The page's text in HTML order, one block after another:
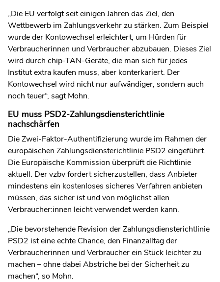
„Die EU verfolgt seit einigen Jahren das Ziel, den
Wettbewerb im Zahlungsverkehr zu stärken. Zum Beispiel
wurde der Kontowechsel erleichtert, um Hürden für
Verbraucherinnen und Verbraucher abzubauen. Dieses Ziel
wird durch chip-TAN-Geräte, die man sich für jedes
Institut extra kaufen muss, aber konterkariert. Der
Kontowechsel wird nicht nur aufwändiger, sondern auch
noch teuer“, sagt Mohn.
EU muss PSD2-Zahlungsdiensterichtlinie
nachschärfen
Die Zwei-Faktor-Authentifizierung wurde im Rahmen der
europäischen Zahlungsdiensterichtlinie PSD2 eingeführt.
Die Europäische Kommission überprüft die Richtlinie
aktuell. Der vzbv fordert sicherzustellen, dass Anbieter
mindestens ein kostenloses sicheres Verfahren anbieten
müssen, das sicher ist und von möglichst allen
Verbraucher:innen leicht verwendet werden kann.
„Die bevorstehende Revision der Zahlungsdiensterichtlinie
PSD2 ist eine echte Chance, den Finanzalltag der
Verbraucherinnen und Verbraucher ein Stück leichter zu
machen – ohne dabei Abstriche bei der Sicherheit zu
machen“, so Mohn.